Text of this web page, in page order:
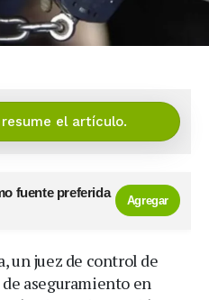
el artículo.
fuente preferida
Agregar
un juez de control de
aseguramiento en